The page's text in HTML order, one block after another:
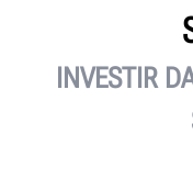
INVESTIR